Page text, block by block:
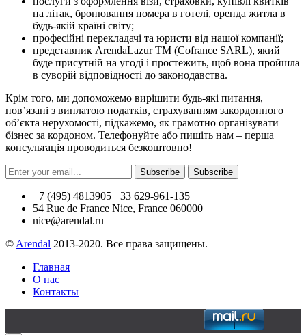
на літак, бронювання номера в готелі, оренда житла в
будь-якій країні світу;
професійні перекладачі та юристи від нашої компанії;
представник ArendaLazur TM (Cofrance SARL), який
буде присутній на угоді і простежить, щоб вона пройшла
в суворій відповідності до законодавства.
Крім того, ми допоможемо вирішити будь-які питання,
пов’язані з виплатою податків, страхуванням закордонного
об’єкта нерухомості, підкажемо, як грамотно організувати
бізнес за кордоном. Телефонуйте або пишіть нам – перша
консультація проводиться безкоштовно!
Subscribe Subscribe
+7 (495) 4813905 +33 629-961-135
54 Rue de France Nice, France 060000
nice@arendal.ru
© Arendal 2013-2020. Все права защищены.
Главная
О нас
Контакты